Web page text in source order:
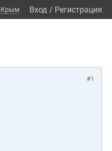
Крым Вход / Регистрация
#1